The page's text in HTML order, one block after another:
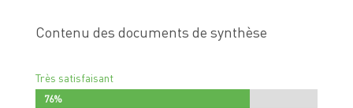
Contenu des documents de synthèse
Très satisfaisant
76%
76%